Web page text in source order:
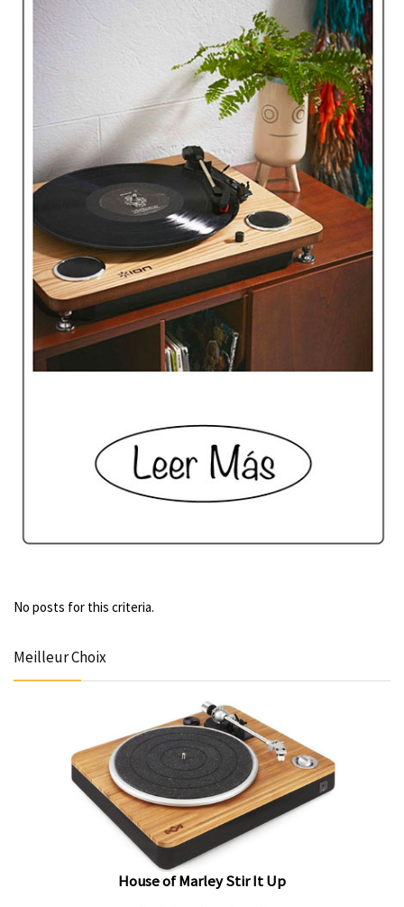
No posts for this criteria.
Meilleur Choix
House of Marley Stir It Up